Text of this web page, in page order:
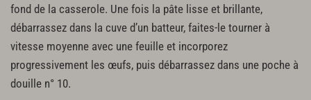
fond de la casserole. Une fois la pâte lisse et brillante,
débarrassez dans la cuve d’un batteur, faites-le tourner à
vitesse moyenne avec une feuille et incorporez
progressivement les œufs, puis débarrassez dans une poche à
douille n° 10.